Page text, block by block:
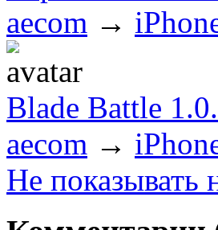
aecom →
Blade Battle
aecom →
Не показывать